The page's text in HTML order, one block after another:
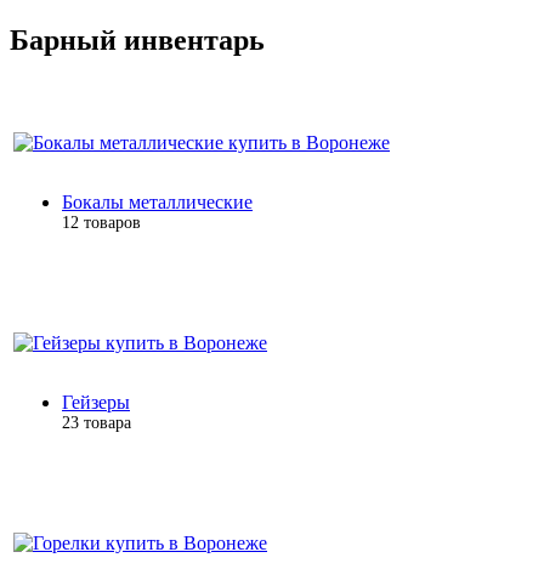
Барный инвентарь
Бокалы металлические
12 товаров
Гейзеры
23 товара